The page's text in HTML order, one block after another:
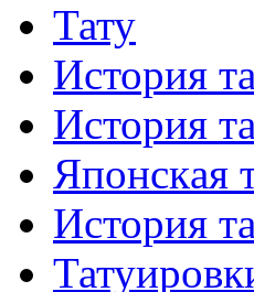
Тату
История
История
Японскaя
История